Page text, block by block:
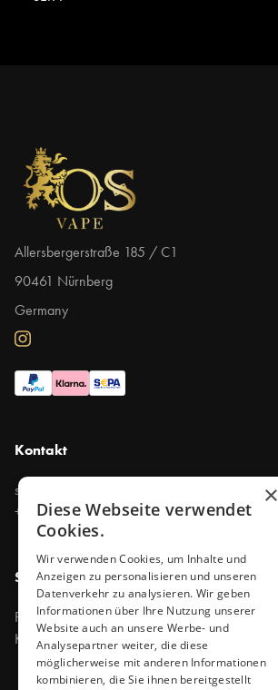
Allersbergerstraße 185 / C1
90461 Nürnberg
Germany
Kontakt
support@purevapes.de
+49 911 47790300
Shop
Produkte
Kontakt
×
Diese Webseite verwendet
Cookies.
Wir verwenden Cookies, um Inhalte und
Anzeigen zu personalisieren und unseren
Datenverkehr zu analysieren. Wir geben
Informationen über Ihre Nutzung unserer
Website auch an unsere Werbe- und
Analysepartner weiter, die diese
möglicherweise mit anderen Informationen
kombinieren, die Sie ihnen bereitgestellt